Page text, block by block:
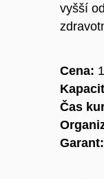
vyšší
Cena:
Čas
Garant: